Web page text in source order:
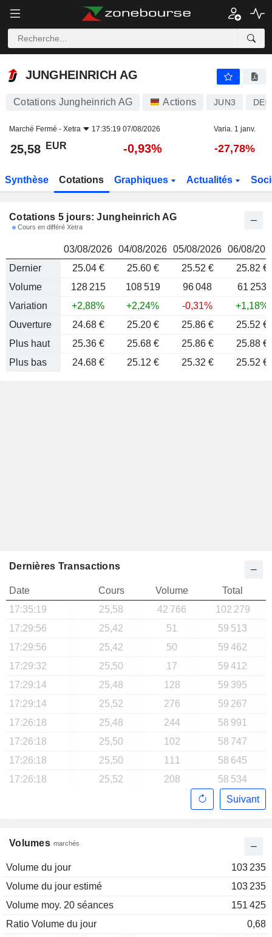
JUNGHEINRICH AG 25,58
JUNGHEINRICH AG
Cotations Jungheinrich AG Actions JUN3
Marché Fermé - Xetra 17:35:19 07/08/2026 Varia. 1 janv.
25,58 EUR -0,93% -27,78%
Synthèse Cotations Graphiques Actualités
Cotations 5 jours: Jungheinrich AG
Cours en différé Xetra
03/08/2026 04/08/2026 05/08/2026 06/08/
Dernier
25.04 € 25.60 € 25.52 €
25.82 €
Volume
128 215 108 519 96 048
61 253
Variation
+2,88% +2,24% -0,31%
+1,18%
Ouverture
24.68 € 25.20 € 25.86 €
25.52 €
Plus haut
25.36 € 25.68 € 25.86 €
25.88 €
Plus bas
24.68 € 25.12 € 25.32 € 25.52 €
Volumes marchés
Volume du jour
103 235
Volume du jour estimé
103 235
Volume moy. 20 séances
151 425
Ratio Volume du jour
0,68
Dernières Transactions
Date Cours Volume
Total
17:35:19
25,58 42 766
102 279
17:29:56
25,42 51
59 513
17:29:56
25,42 50
59 462
17:29:32
25,50 17
59 412
17:29:14
25,48 128
59 395
17:29:14
25,52 276
59 267
17:26:18
25,48 244
58 991
17:26:18
25,50 102
58 747
17:26:18
25,50 111
58 645
17:26:18
25,52 208
58 534
Suivant